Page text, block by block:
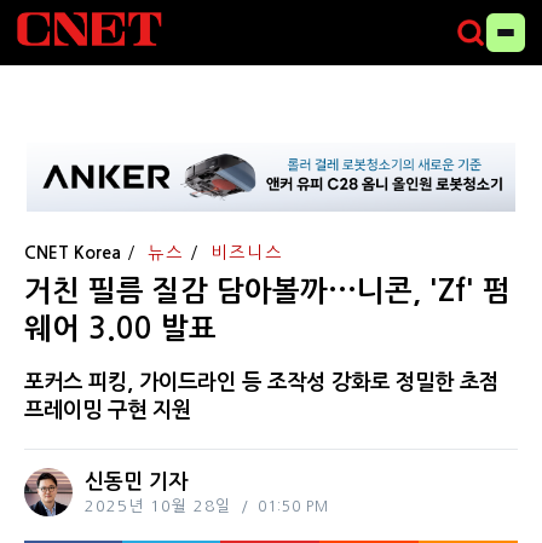
CNET Korea 뉴스 비즈니스
거친 필름 질감 담아볼까···니콘, 'Zf' 펌
웨어 3.00 발표
포커스 피킹, 가이드라인 등 조작성 강화로 정밀한 초점
프레이밍 구현 지원
신동민 기자
2025년 10월 28일 01:50 PM